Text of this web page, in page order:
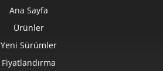
Ana Sayfa
Ürünler
Yeni Sürümler
Fiyatlandırma